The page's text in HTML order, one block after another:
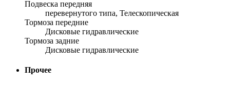
Подвеска передняя
перевернутого типа, Телескопическая
Тормоза передние
Дисковые гидравлические
Тормоза задние
Дисковые гидравлические
Прочее